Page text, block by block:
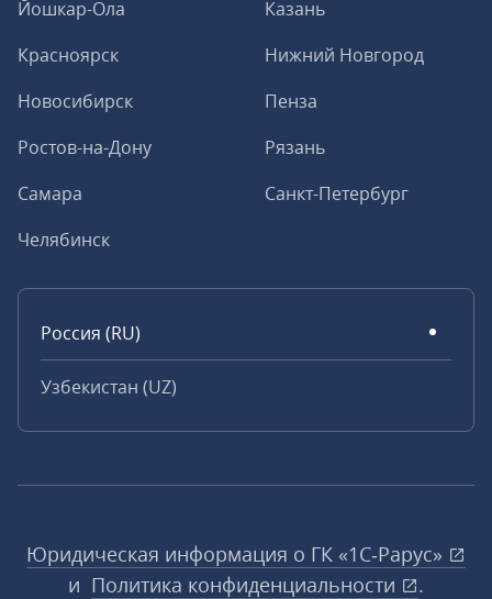
Йошкар-Ола
Казань
Красноярск
Нижний Новгород
Новосибирск
Пенза
Ростов-на-Дону
Рязань
Самара
Санкт-Петербург
Челябинск
Россия (RU)
Узбекистан (UZ)
Юридическая информация о ГК «1С‑Рарус»
и Политика конфиденциальности
.